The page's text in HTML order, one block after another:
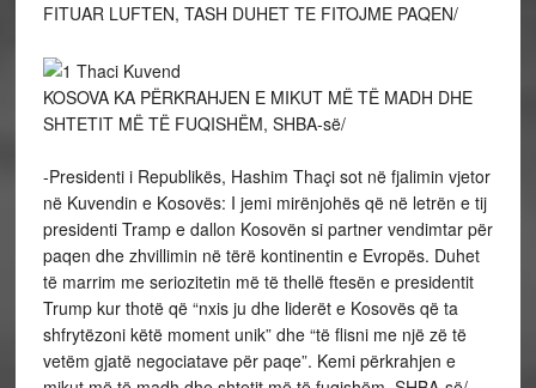
FITUAR LUFTEN, TASH DUHET TE FITOJME PAQEN/
KOSOVA KA PËRKRAHJEN E MIKUT MË TË MADH DHE
SHTETIT MË TË FUQISHËM, SHBA-së/
-Presidenti i Republikës, Hashim Thaçi sot në fjalimin vjetor
në Kuvendin e Kosovës: I jemi mirënjohës që në letrën e tij
presidenti Tramp e dallon Kosovën si partner vendimtar për
paqen dhe zhvillimin në tërë kontinentin e Evropës. Duhet
të marrim me seriozitetin më të thellë ftesën e presidentit
Trump kur thotë që “nxis ju dhe liderët e Kosovës që ta
shfrytëzoni këtë moment unik” dhe “të flisni me një zë të
vetëm gjatë negociatave për paqe”. Kemi përkrahjen e